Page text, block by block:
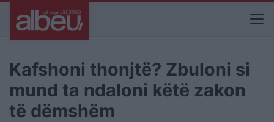
Kafshoni thonjtë? Zbuloni si
mund ta ndaloni këtë zakon
të dëmshëm